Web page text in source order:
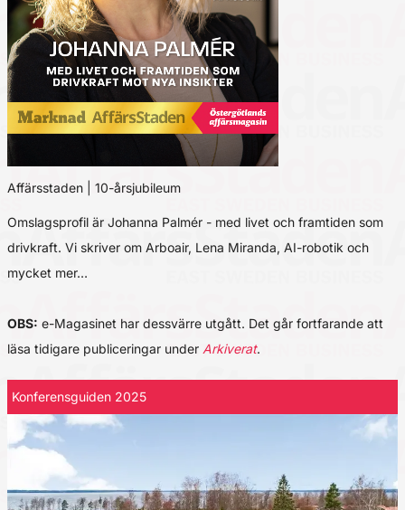
Affärsstaden | 10-årsjubileum
Omslagsprofil är Johanna Palmér - med livet och framtiden som
drivkraft. Vi skriver om Arboair, Lena Miranda, AI-robotik och
mycket mer…
OBS: e-Magasinet har dessvärre utgått. Det går fortfarande att
läsa tidigare publiceringar under Arkiverat.
Konferensguiden 2025